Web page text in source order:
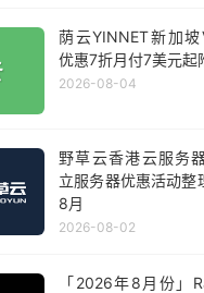
荫云YINNET新加坡
优惠7折月付7美元起
2026-08-04
野草云香港云服务
立服务器优惠活动整
8月
2026-08-02
「2026年8月份」